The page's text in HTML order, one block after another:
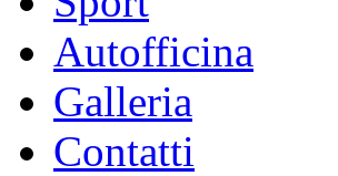
Autofficina
Galleria
Contatti